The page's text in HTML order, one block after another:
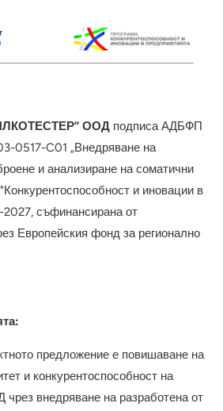
ООД подписа АДБФП
0517-C01 „Внедряване на
и анализиране на соматични
и иновации в
2027, съфинансирана от
Европейския фонд за регионално
предложение е повишаване на
и конкурентоспособност на
внедряване на разработена от